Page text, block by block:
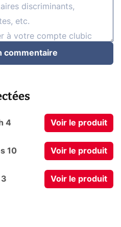
commentaire
4 Voir le produit
10 Voir le produit
Voir le produit